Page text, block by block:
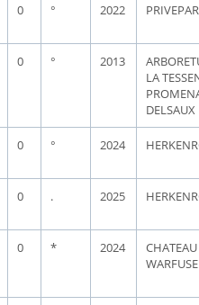
0 ° 2022
0 ° 2013
LA
DELSAUX
0 ° 2024
0 . 2025
0 * 2024